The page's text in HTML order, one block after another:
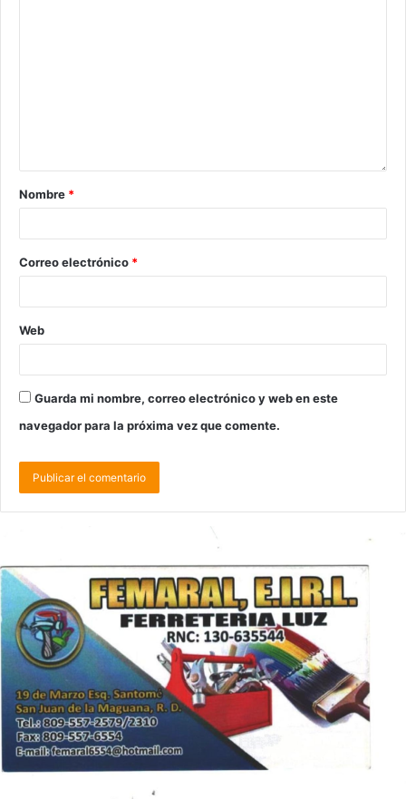
Nombre *
Correo electrónico *
Web
Guarda mi nombre, correo electrónico y web en este
navegador para la próxima vez que comente.